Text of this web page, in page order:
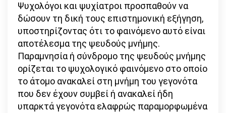
Ψυχολόγοι και ψυχίατροι προσπαθούν να
δώσουν τη δική τους επιστημονική εξήγηση,
υποστηρίζοντας ότι το φαινόμενο αυτό είναι
αποτέλεσμα της ψευδούς μνήμης.
Παραμνησία ή σύνδρομο της ψευδούς μνήμης
ορίζεται το ψυχολογικό φαινόμενο στο οποίο
το άτομο ανακαλεί στη μνήμη του γεγονότα
που δεν έχουν συμβεί ή ανακαλεί ήδη
υπαρκτά γεγονότα ελαφρώς παραμορφωμένα